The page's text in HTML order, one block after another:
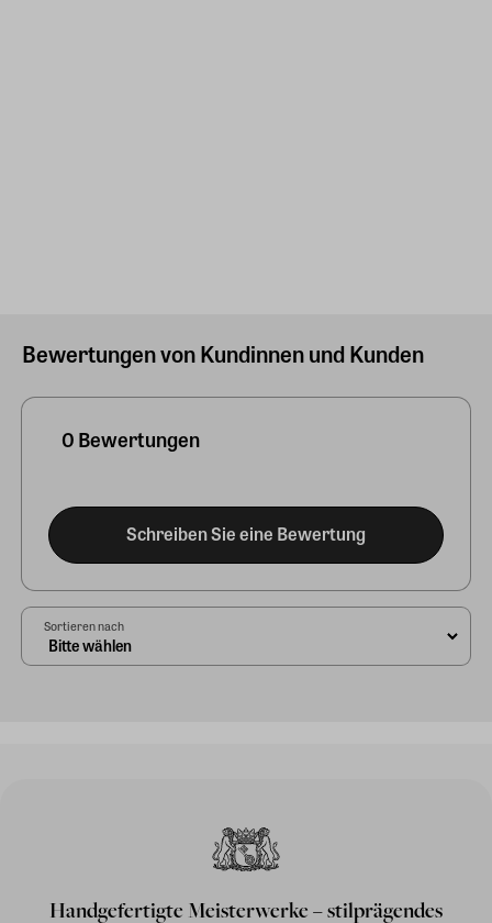
Bewertungen von Kundinnen und Kunden
0 Bewertungen
Schreiben Sie eine Bewertung
Sortieren nach
Handgefertigte Meisterwerke – stilprägendes